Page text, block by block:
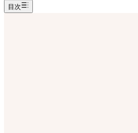
目次